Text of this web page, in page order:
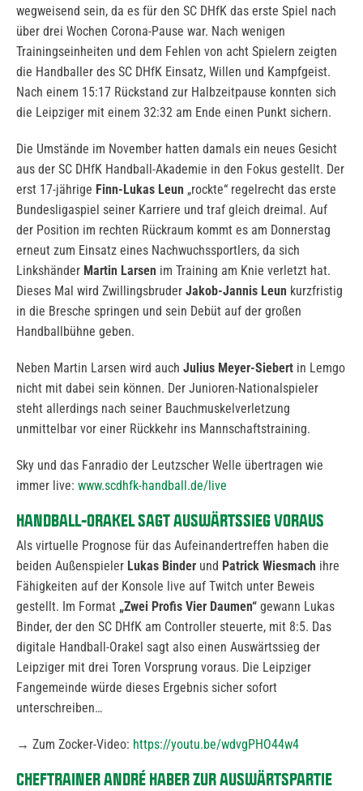
wegweisend sein, da es für den SC DHfK das erste Spiel nach
über drei Wochen Corona-Pause war. Nach wenigen
Trainingseinheiten und dem Fehlen von acht Spielern zeigten
die Handballer des SC DHfK Einsatz, Willen und Kampfgeist.
Nach einem 15:17 Rückstand zur Halbzeitpause konnten sich
die Leipziger mit einem 32:32 am Ende einen Punkt sichern.
Die Umstände im November hatten damals ein neues Gesicht
aus der SC DHfK Handball-Akademie in den Fokus gestellt. Der
erst 17-jährige Finn-Lukas Leun „rockte“ regelrecht das erste
Bundesligaspiel seiner Karriere und traf gleich dreimal. Auf
der Position im rechten Rückraum kommt es am Donnerstag
erneut zum Einsatz eines Nachwuchssportlers, da sich
Linkshänder Martin Larsen im Training am Knie verletzt hat.
Dieses Mal wird Zwillingsbruder Jakob-Jannis Leun kurzfristig
in die Bresche springen und sein Debüt auf der großen
Handballbühne geben.
Neben Martin Larsen wird auch Julius Meyer-Siebert in Lemgo
nicht mit dabei sein können. Der Junioren-Nationalspieler
steht allerdings nach seiner Bauchmuskelverletzung
unmittelbar vor einer Rückkehr ins Mannschaftstraining.
Sky und das Fanradio der Leutzscher Welle übertragen wie
immer live: www.scdhfk-handball.de/live
HANDBALL-ORAKEL SAGT AUSWÄRTSSIEG VORAUS
Als virtuelle Prognose für das Aufeinandertreffen haben die
beiden Außenspieler Lukas Binder und Patrick Wiesmach ihre
Fähigkeiten auf der Konsole live auf Twitch unter Beweis
gestellt. Im Format „Zwei Profis Vier Daumen“ gewann Lukas
Binder, der den SC DHfK am Controller steuerte, mit 8:5. Das
digitale Handball-Orakel sagt also einen Auswärtssieg der
Leipziger mit drei Toren Vorsprung voraus. Die Leipziger
Fangemeinde würde dieses Ergebnis sicher sofort
unterschreiben…
→ Zum Zocker-Video: https://youtu.be/wdvgPHO44w4
CHEFTRAINER ANDRÉ HABER ZUR AUSWÄRTSPARTIE